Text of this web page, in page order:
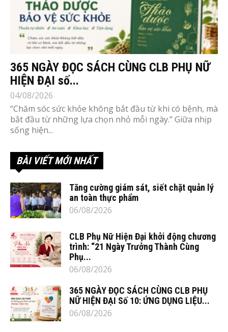
365 NGÀY ĐỌC SÁCH CÙNG CLB PHỤ NỮ
HIỆN ĐẠI số...
04/08/2026
“Chăm sóc sức khỏe không bắt đầu từ khi có bệnh, mà
bắt đầu từ những lựa chọn nhỏ mỗi ngày.” Giữa nhịp
sống hiện...
BÀI VIẾT MỚI NHẤT
Tăng cường giám sát, siết chặt quản lý
an toàn thực phẩm
06/08/2026
CLB Phụ Nữ Hiện Đại khởi động chương
trình: “21 Ngày Trưởng Thành Cùng
Phụ...
06/08/2026
365 NGÀY ĐỌC SÁCH CÙNG CLB PHỤ
NỮ HIỆN ĐẠI Số 10: ỨNG DỤNG LIỆU...
06/08/2026